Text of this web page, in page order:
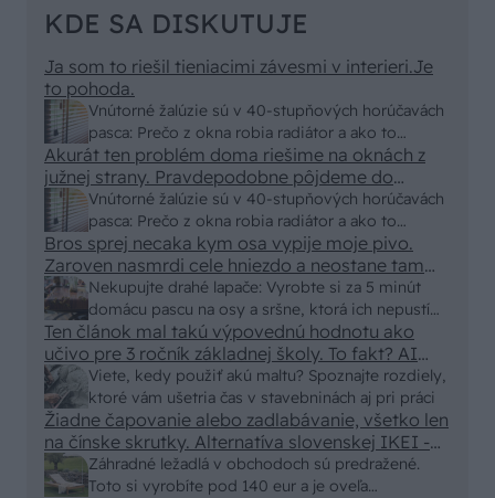
KDE SA DISKUTUJE
Vnútorné žalúzie sú v 40-stupňových horúčavách
pasca: Prečo z okna robia radiátor a ako to
vyriešiť za pár eur?
Ja som to riešil tieniacimi závesmi v interieri.Je
to pohoda.
Vnútorné žalúzie sú v 40-stupňových horúčavách
pasca: Prečo z okna robia radiátor a ako to
vyriešiť za pár eur?
Akurát ten problém doma riešime na oknách z
južnej strany. Pravdepodobne pôjdeme do
vonkajšieho tienenia na spôsob markízy
250x150cm. Čínsky predajcovia idú okolo 100
eur kus.
Nekupujte drahé lapače: Vyrobte si za 5 minút
domácu pascu na osy a sršne, ktorá ich nepustí
von
Bros sprej necaka kym osa vypije moje pivo.
Zaroven nasmrdi cele hniezdo a neostane tam
nic zive. Vasa pasca naucinke moc efektivne.
Skor pritiahne slimaky
Viete, kedy použiť akú maltu? Spoznajte rozdiely,
ktoré vám ušetria čas v stavebninách aj pri práci
Ten článok mal takú výpovednú hodnotu ako
učivo pre 3 ročník základnej školy. To fakt? AI
alebo nejaka kniha z VŠ? Dnešné rychlotvrdnuce
malty - pevnosť 40 Mpa a doba schnutia tak 15
minut , k tomu vodotesné s kryštálikou. A rozdiel
- schnutie a zretie. Nič?
Záhradné ležadlá v obchodoch sú predražené.
Toto si vyrobíte pod 140 eur a je oveľa
Žiadne čapovanie alebo zadlabávanie, všetko len
na čínske skrutky. Alternatíva slovenskej IKEI -
čo sa týka pevnosti. Autor si nedal veľa námahy s
remeselným spracovaním, škoda. No lepšie než